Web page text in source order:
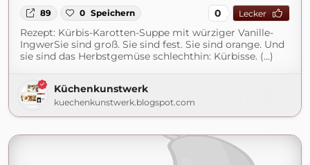
89 0 Speichern 0 Lecker
Rezept: Kürbis-Karotten-Suppe mit würziger Vanille-
IngwerSie sind groß. Sie sind fest. Sie sind orange. Und
sie sind das Herbstgemüse schlechthin: Kürbisse. (...)
Küchenkunstwerk
kuechenkunstwerk.blogspot.com